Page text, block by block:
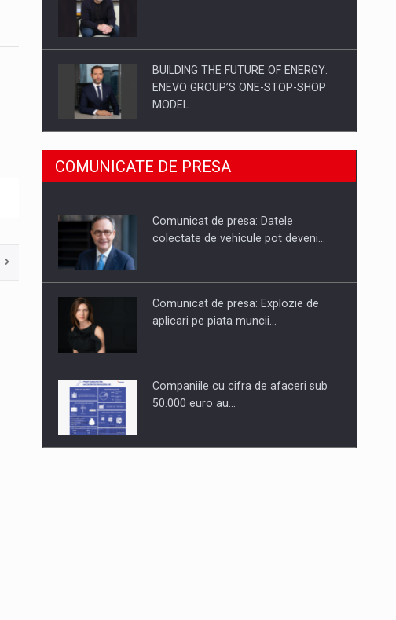
BUILDING THE FUTURE OF ENERGY:
ENEVO GROUP’S ONE-STOP-SHOP
MODEL…
ROOTED IN ROMANIA, BUILT TO
DELIVER TECHNOLOGY FOR THE…
PUTTING ROMANIAN CORPORATE
COMUNICATE DE PRESA
Comunicat de presa: Datele
colectate de vehicule pot deveni…
Comunicat de presa: Explozie de
aplicari pe piata muncii…
Companiile cu cifra de afaceri sub
50.000 euro au…